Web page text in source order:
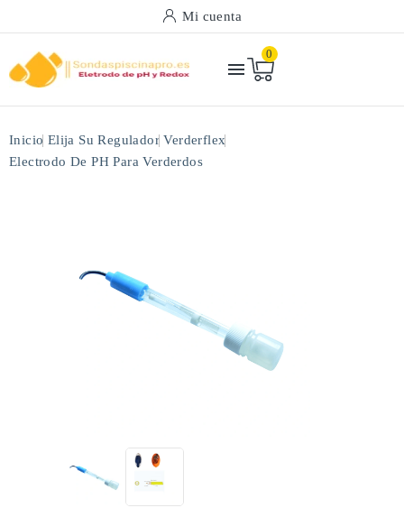
Mi cuenta

0
Inicio Elija Su Regulador Verderflex
Electrodo De PH Para Verderdos